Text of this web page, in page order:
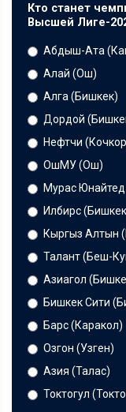
Кто станет
Высшей Лиге-
Абдыш-Ата
Алай (Ош)
Алга (Бишкек)
Дордой
Нефтчи
ОшМУ (Ош)
Мурас
Илбирс
Кыргыз Алтын
Талант (Беш-
Азиагол
Бишкек Сити
Барс (Каракол)
Озгон (Узген)
Азия (Талас)
Токтогул